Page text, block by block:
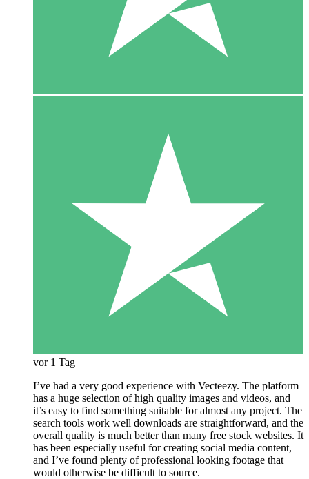
vor 1 Tag
I’ve had a very good experience with Vecteezy. The platform
has a huge selection of high quality images and videos, and
it’s easy to find something suitable for almost any project. The
search tools work well downloads are straightforward, and the
overall quality is much better than many free stock websites. It
has been especially useful for creating social media content,
and I’ve found plenty of professional looking footage that
would otherwise be difficult to source.